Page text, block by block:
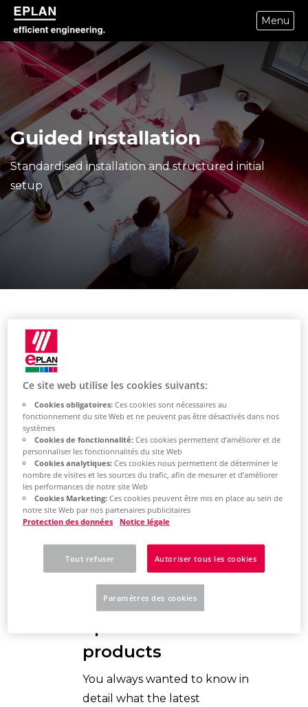
epulse.com home
Menu
Guided Installation
Standardised installation and structured initial
setup
you can receive
news from EPLAN
EPLAN
Information
Portal - Start
News and feature
products
You always wanted to know in
detail what the latest
Ce site web utilise les cookies suivants:
Cookies obligatoires:Ces cookies sont nécessaires au
fonctionnement du site Web et ne peuvent pas être désactivés dans nos
systèmes
Cookies de fonctionnalité:Ces cookies permettent d’améliorer et de
personnaliser les fonctionnalités du site Web
Cookies analytiques:Ces cookies nous permettent de déterminer le
nombre de visites et les sources du trafic, afin de mesurer et d’améliorer
les performances de notre site Web
Cookies Marketing:Ces cookies peuvent être mis en place au sein de
notre site Web par nos partenaires publicitaires
Protection des données
Notice légale
Tout refuser Autoriser tous les cookies
Paramètres des cookies